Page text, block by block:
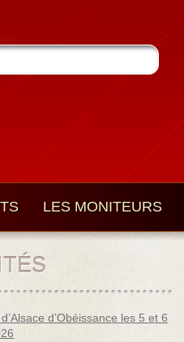
LES MONITEURS
d’Obéissance les 5 et 6